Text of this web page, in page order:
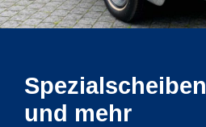
Spezialscheiben
und mehr